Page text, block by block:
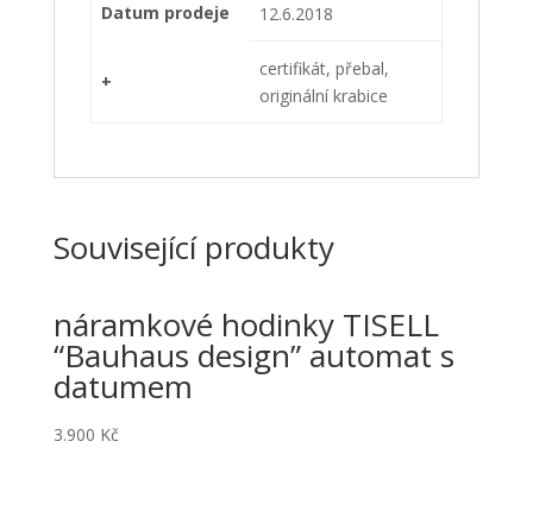
Datum prodeje 12.6.2018
+
certifikát, přebal,
originální krabice
Související produkty
náramkové hodinky TISELL
“Bauhaus design” automat s
datumem
3.900 Kč